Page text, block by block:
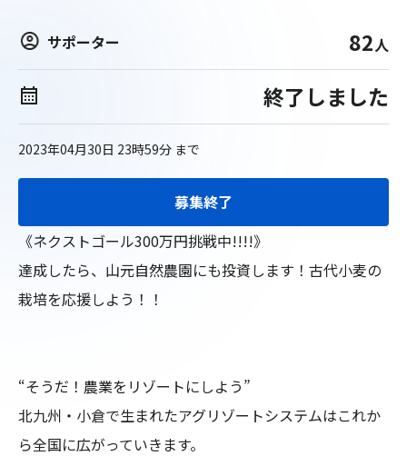
サポーター 82人
終了しました
2023年04月30日 23時59分 まで
募集終了
《ネクストゴール300万円挑戦中!!!!》
達成したら、山元自然農園にも投資します！古代小麦の
栽培を応援しよう！！
“そうだ！農業をリゾートにしよう”
北九州・小倉で生まれたアグリゾートシステムはこれか
ら全国に広がっていきます。